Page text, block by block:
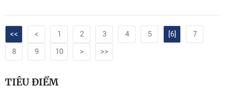
<< < 1 2 3 4 5 [6]
7
8
9 10 > >>
TIÊU ĐIỂM